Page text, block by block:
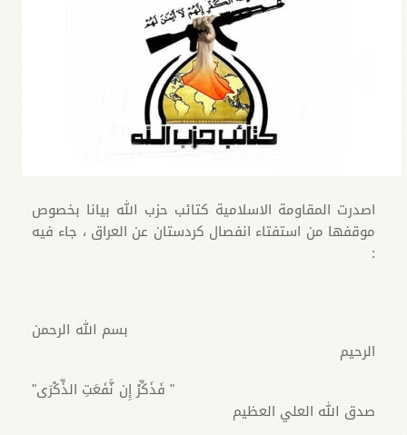
اصدرت المقاومة الاسلامية كتائب حزب الله بيانا بخصوص
موقفها من استفتاء انفصال كردستان عن العراق ، جاء فيه
:
بسم الله الرحمن
الرحيم
" فَذَكِّرْ إِن نَّفَعَتِ الذِّكْرَى"
صدق الله العلي العظيم